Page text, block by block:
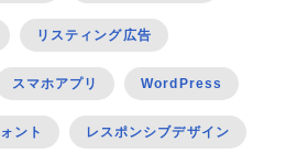
リスティング広告
スマホアプリ WordPress
ント レスポンシブデザイン